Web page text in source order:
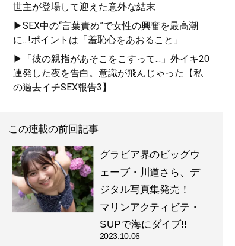
世主が登場して迎えた意外な結末
▶SEX中の“言葉責め”で女性の興奮を最高潮
に...!ポイントは「羞恥心をあおること」
▶「彼の親指があそこをこすって...」外イキ20
連発した夜を告白。意識が飛んじゃった【私
の過去イチSEX報告3】
この連載の前回記事
グラビア界のビッグウ
ェーブ・川道さら、デ
ジタル写真集発売！
マリンアクティビテ・
SUPで海にダイブ!!
2023.10.06